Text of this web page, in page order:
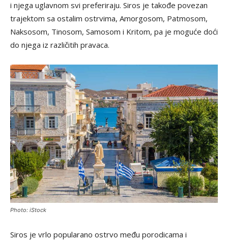
i njega uglavnom svi preferiraju. Siros je takođe povezan
trajektom sa ostalim ostrvima, Amorgosom, Patmosom,
Naksosom, Tinosom, Samosom i Kritom, pa je moguće doći
do njega iz različitih pravaca.
Photo: iStock
Siros je vrlo popularano ostrvo među porodicama i